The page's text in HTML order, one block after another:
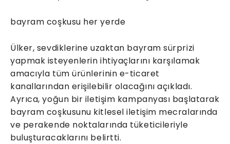
bayram coşkusu her yerde
Ülker, sevdiklerine uzaktan bayram sürprizi
yapmak isteyenlerin ihtiyaçlarını karşılamak
amacıyla tüm ürünlerinin e-ticaret
kanallarından erişilebilir olacağını açıkladı.
Ayrıca, yoğun bir iletişim kampanyası başlatarak
bayram coşkusunu kitlesel iletişim mecralarında
ve perakende noktalarında tüketicileriyle
buluşturacaklarını belirtti.